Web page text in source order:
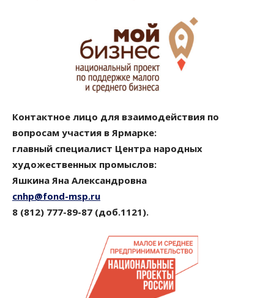
Контактное лицо для взаимодействия по
вопросам участия в Ярмарке:
главный специалист Центра народных
художественных промыслов:
Яшкина Яна Александровна
cnhp@fond-msp.ru
8 (812) 777-89-87 (доб.1121).